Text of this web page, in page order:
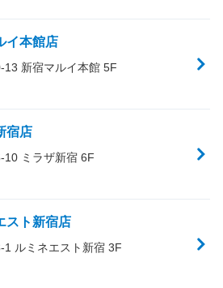
イ本館店
新宿マルイ本館 5F
宿店
10 ミラザ新宿 6F
スト新宿店
ルミネエスト新宿 3F